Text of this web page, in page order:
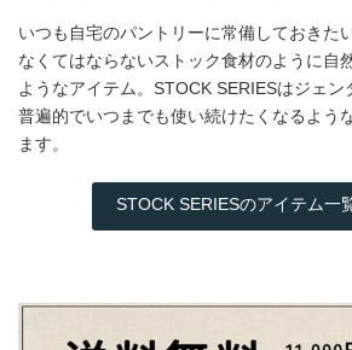
いつも自宅のパントリーに常備しておきた
なくてはならないストック食材のように自
ようなアイテム。STOCK SERIESはジェ
普遍的でいつまでも使い続けたくなるよう
ます。
STOCK SERIESのアイテム一